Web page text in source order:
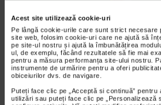
Acest site utilizează cookie-uri
Pe lângă cookie-urile care sunt strict necesare
site web, folosim cookie-uri care ne ajută să
pe site-ul nostru și ajută la îmbunătățirea
ul, de exemplu, făcând rezultatele să fie mai
pentru a măsura performanța site-ului nostru.
instrumente de urmărire pentru a oferi
obiceiurilor dvs. de navigare.
Puteți face clic pe „Acceptă si continuă”
utilizări sau puteți face clic pe „Personalizează
-40% Preț întreg: 23.30 Lei
Preț redus: 13.98 Lei